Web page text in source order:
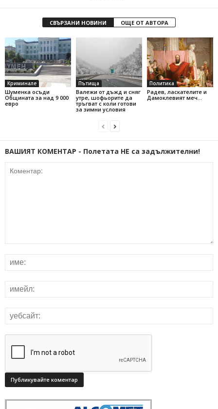
СВЪРЗАНИ НОВИНИ ОЩЕ ОТ АВТОРА
Криминале
Шуменка осъди
Общината за над 9 000
евро
Пътища
Валежи от дъжд и сняг
утре, шофьорите да
тръгват с коли готови
за зимни условия
Политика
Радев, ласкателите и
Дамоклевият меч…
ВАШИЯТ КОМЕНТАР - Полетата НЕ са задължителни!